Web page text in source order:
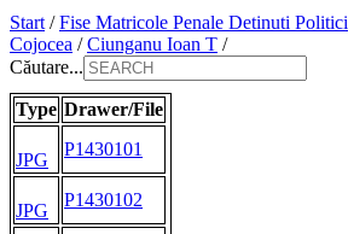
Start /Fise Matricole Penale Detinuti Politici
Cojocea /Ciunganu Ioan T /
Căutare...
Type Drawer/File
JPG
P1430101
JPG
P1430102